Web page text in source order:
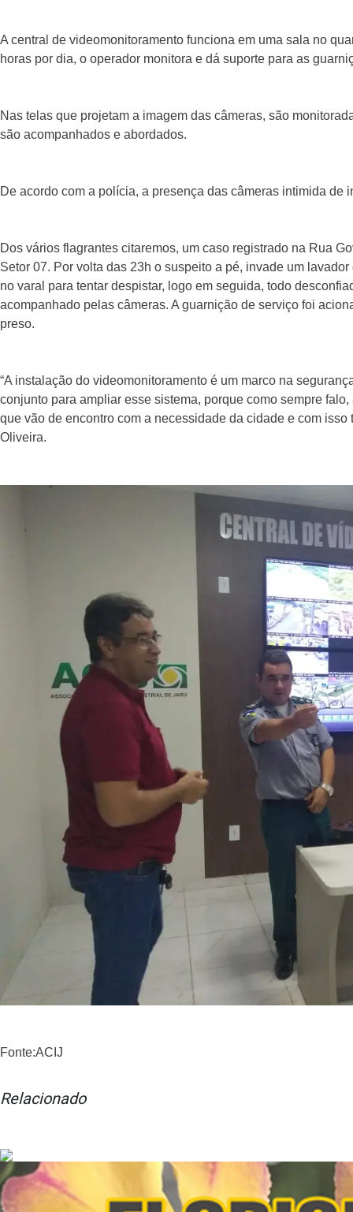
A central de videomonitoramento funciona em uma sala no
horas por dia, o operador monitora e dá suporte para as
Nas telas que projetam a imagem das câmeras, são
são acompanhados e abordados.
De acordo com a polícia, a presença das câmeras intimida de
Dos vários flagrantes citaremos, um caso registrado na Rua
Setor 07. Por volta das 23h o suspeito a pé, invade um
no varal para tentar despistar, logo em seguida, todo
acompanhado pelas câmeras. A guarnição de serviço foi
preso.
“A instalação do videomonitoramento é um marco na
conjunto para ampliar esse sistema, porque como sempre
que vão de encontro com a necessidade da cidade e com
Oliveira.
Fonte:ACIJ
Relacionado